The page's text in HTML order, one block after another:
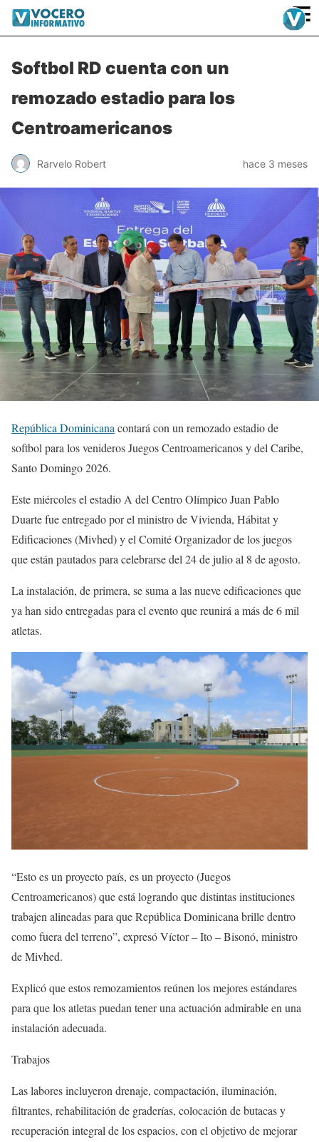
≡
Softbol RD cuenta con un
remozado estadio para los
Centroamericanos
Rarvelo Robert hace 3 meses
República Dominicana contará con un remozado estadio de
softbol para los venideros Juegos Centroamericanos y del Caribe,
Santo Domingo 2026.
Este miércoles el estadio A del Centro Olímpico Juan Pablo
Duarte fue entregado por el ministro de Vivienda, Hábitat y
Edificaciones (Mivhed) y el Comité Organizador de los juegos
que están pautados para celebrarse del 24 de julio al 8 de agosto.
La instalación, de primera, se suma a las nueve edificaciones que
ya han sido entregadas para el evento que reunirá a más de 6 mil
atletas.
“Esto es un proyecto país, es un proyecto (Juegos
Centroamericanos) que está logrando que distintas instituciones
trabajen alineadas para que República Dominicana brille dentro
como fuera del terreno”, expresó Víctor – Ito – Bisonó, ministro
de Mivhed.
Explicó que estos remozamientos reúnen los mejores estándares
para que los atletas puedan tener una actuación admirable en una
instalación adecuada.
Trabajos
Las labores incluyeron drenaje, compactación, iluminación,
filtrantes, rehabilitación de graderías, colocación de butacas y
recuperación integral de los espacios, con el objetivo de mejorar